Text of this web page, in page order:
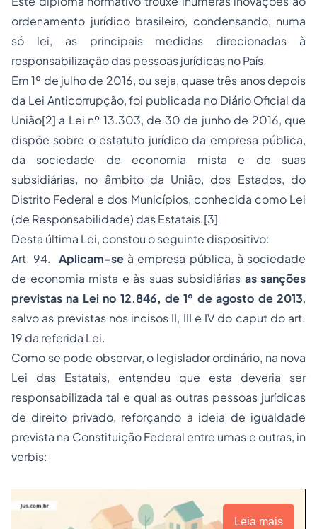
ordenamento jurídico brasileiro, condensando, numa
só lei, as principais medidas direcionadas à
responsabilização das pessoas jurídicas no País.
Em 1º de julho de 2016, ou seja, quase três anos depois
da Lei Anticorrupção, foi publicada no Diário Oficial da
União[2] a Lei nº 13.303, de 30 de junho de 2016, que
dispõe sobre o estatuto jurídico da empresa pública,
da sociedade de economia mista e de suas
subsidiárias, no âmbito da União, dos Estados, do
Distrito Federal e dos Municípios, conhecida como Lei
(de Responsabilidade) das Estatais.[3]
Desta última Lei, constou o seguinte dispositivo:
Art. 94. Aplicam-seà empresa pública, à sociedade
de economia mista e às suas subsidiárias as sanções
previstas na Lei no 12.846, de 1º de agosto de 2013,
salvo as previstas nos incisos II, III e IV do caput do art.
19 da referida Lei.
Como se pode observar, o legislador ordinário, na nova
Lei das Estatais, entendeu que esta deveria ser
responsabilizada tal e qual as outras pessoas jurídicas
de direito privado, reforçando a ideia de igualdade
prevista na Constituição Federal entre umas e outras, in
verbis:
Leia mais